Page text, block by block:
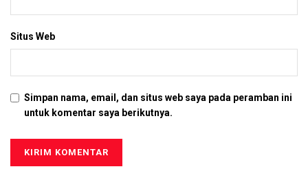
Situs Web
Simpan nama, email, dan situs web saya pada peramban ini
untuk komentar saya berikutnya.